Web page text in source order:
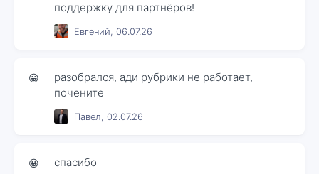
поддержку для партнёров!
Евгений, 06.07.26
😀
разобрался, ади рубрики не работает,
почените
Павел, 02.07.26
😀 спасибо